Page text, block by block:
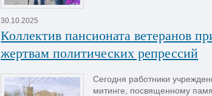
30.10.2025
Коллектив пансионата ветеранов
жертвам политических репрессий
Сегодня работники
митинге, посвященному